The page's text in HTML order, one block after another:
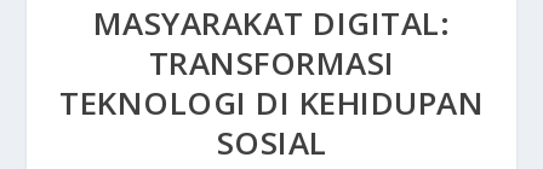
MASYARAKAT DIGITAL:
TRANSFORMASI
TEKNOLOGI DI KEHIDUPAN
SOSIAL